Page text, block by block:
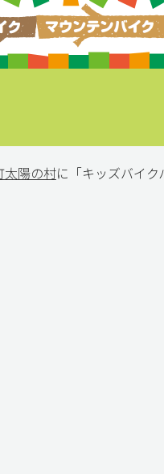
太陽の村に「キッズバイク